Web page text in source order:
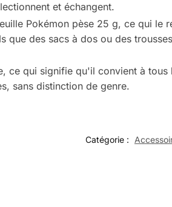
et échangent.
Pokémon pèse 25 g, ce qui
que des sacs à dos ou des
ce qui signifie qu'il convient à
sans distinction de genre.
Catégorie :